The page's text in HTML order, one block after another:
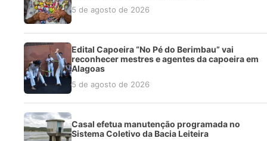
5 de agosto de 2026
Edital Capoeira “No Pé do Berimbau” vai
reconhecer mestres e agentes da capoeira em
Alagoas
5 de agosto de 2026
Casal efetua manutenção programada no
Sistema Coletivo da Bacia Leiteira